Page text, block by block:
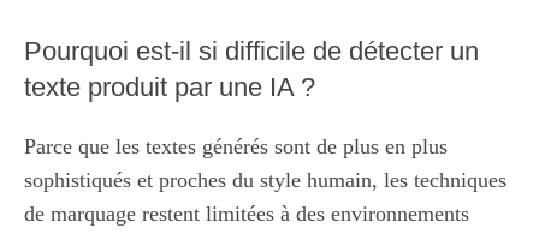
Pourquoi est-il si difficile de détecter un
texte produit par une IA ?
Parce que les textes générés sont de plus en plus
sophistiqués et proches du style humain, les techniques
de marquage restent limitées à des environnements